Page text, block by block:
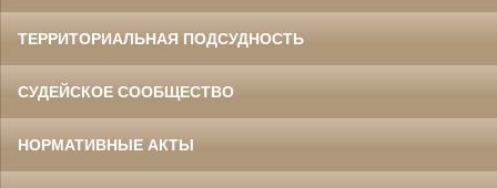
ТЕРРИТОРИАЛЬНАЯ ПОДСУДНОСТЬ
СУДЕЙСКОЕ СООБЩЕСТВО
НОРМАТИВНЫЕ АКТЫ